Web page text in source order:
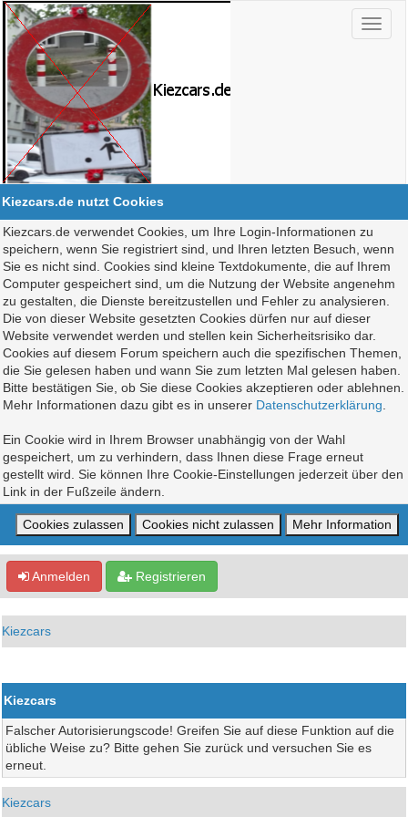
Kiezcars.de nutzt Cookies
Kiezcars.de verwendet Cookies, um Ihre Login-Informationen zu
speichern, wenn Sie registriert sind, und Ihren letzten Besuch, wenn
Sie es nicht sind. Cookies sind kleine Textdokumente, die auf Ihrem
Computer gespeichert sind, um die Nutzung der Website angenehm
zu gestalten, die Dienste bereitzustellen und Fehler zu analysieren.
Die von dieser Website gesetzten Cookies dürfen nur auf dieser
Website verwendet werden und stellen kein Sicherheitsrisiko dar.
Cookies auf diesem Forum speichern auch die spezifischen Themen,
die Sie gelesen haben und wann Sie zum letzten Mal gelesen haben.
Bitte bestätigen Sie, ob Sie diese Cookies akzeptieren oder ablehnen.
Mehr Informationen dazu gibt es in unserer Datenschutzerklärung
Ein Cookie wird in Ihrem Browser unabhängig von der Wahl
gespeichert, um zu verhindern, dass Ihnen diese Frage erneut
gestellt wird. Sie können Ihre Cookie-Einstellungen jederzeit über den
Link in der Fußzeile ändern.
Anmelden Registrieren
Kiezcars
Kiezcars
Falscher Autorisierungscode! Greifen Sie auf diese Funktion auf die
übliche Weise zu? Bitte gehen Sie zurück und versuchen Sie es
erneut.
Kiezcars